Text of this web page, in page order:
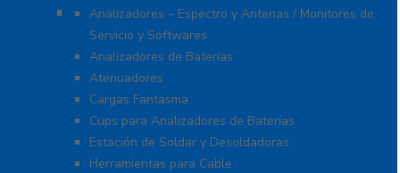
Equipo de Laboratorio
Analizadores – Espectro y Antenas / Monitores de
Servicio y Softwares
Analizadores de Baterías
Atenuadores
Cargas Fantasma
Cups para Analizadores de Baterías
Estación de Soldar y Desoldadoras
Herramientas para Cable